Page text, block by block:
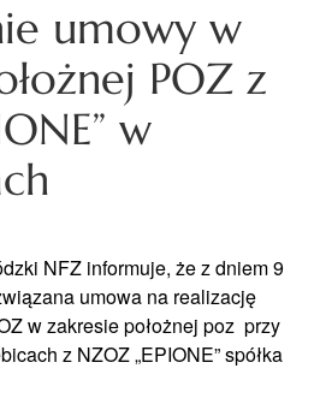
umowy w
POZ z
w
NFZ informuje, że z dniem 9
umowa na realizację
w zakresie położnej poz przy
z NZOZ „EPIONE” spółka